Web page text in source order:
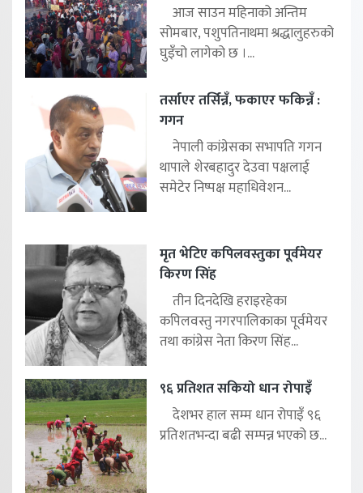
आज साउन महिनाको अन्तिम
सोमबार, पशुपतिनाथमा श्रद्धालुहरुको
घुइँचो लागेको छ ।...
तर्साएर तर्सिन्नँ, फकाएर फकिन्नँ :
गगन
नेपाली कांग्रेसका सभापति गगन
थापाले शेरबहादुर देउवा पक्षलाई
समेटेर निष्पक्ष महाधिवेशन...
मृत भेटिए कपिलवस्तुका पूर्वमेयर
किरण सिंह
तीन दिनदेखि हराइरहेका
कपिलवस्तु नगरपालिकाका पूर्वमेयर
तथा कांग्रेस नेता किरण सिंह...
९६ प्रतिशत सकियो धान रोपाइँ
देशभर हाल सम्म धान रोपाइँ ९६
प्रतिशतभन्दा बढी सम्पन्न भएको छ...